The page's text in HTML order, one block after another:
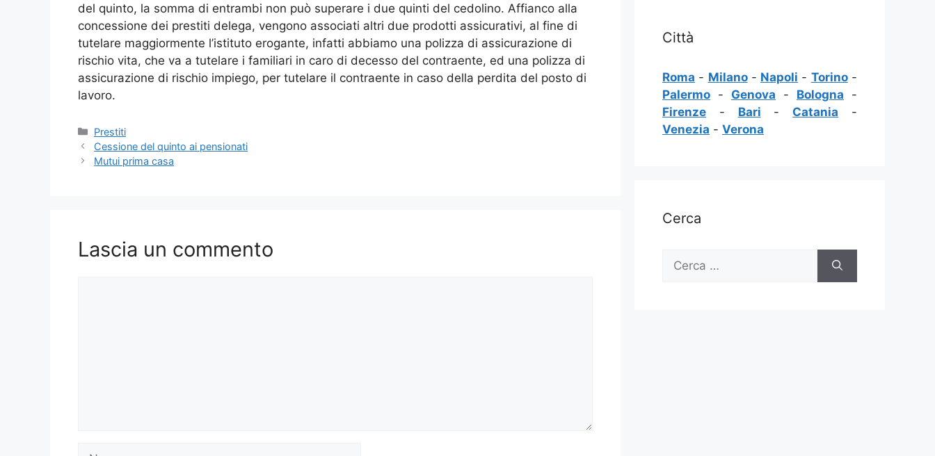
del quinto, la somma di entrambi non può superare i due quinti del cedolino. Affianco alla
concessione dei prestiti delega, vengono associati altri due prodotti assicurativi, al fine di
tutelare maggiormente l’istituto erogante, infatti abbiamo una polizza di assicurazione di
rischio vita, che va a tutelare i familiari in caro di decesso del contraente, ed una polizza di
assicurazione di rischio impiego, per tutelare il contraente in caso della perdita del posto di
lavoro.
Categorie
Prestiti
Cessione del quinto ai pensionati
Mutui prima casa
Lascia un commento
Città
Roma - Milano- Napoli - Torino-
Palermo - Genova - Bologna -
Firenze - Bari - Catania -
Venezia - Verona
Cerca
Ricerca